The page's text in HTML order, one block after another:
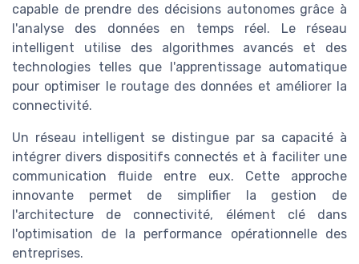
capable de prendre des décisions autonomes grâce à
l'analyse des données en temps réel. Le réseau
intelligent utilise des algorithmes avancés et des
technologies telles que l'apprentissage automatique
pour optimiser le routage des données et améliorer la
connectivité.
Un réseau intelligent se distingue par sa capacité à
intégrer divers dispositifs connectés et à faciliter une
communication fluide entre eux. Cette approche
innovante permet de simplifier la gestion de
l'architecture de connectivité, élément clé dans
l'optimisation de la performance opérationnelle des
entreprises.